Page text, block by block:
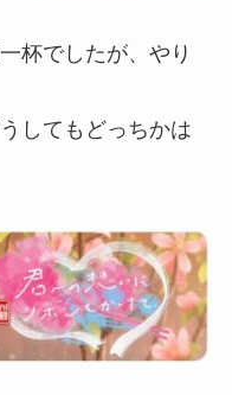
杯でしたが、やり
してもどっちかは